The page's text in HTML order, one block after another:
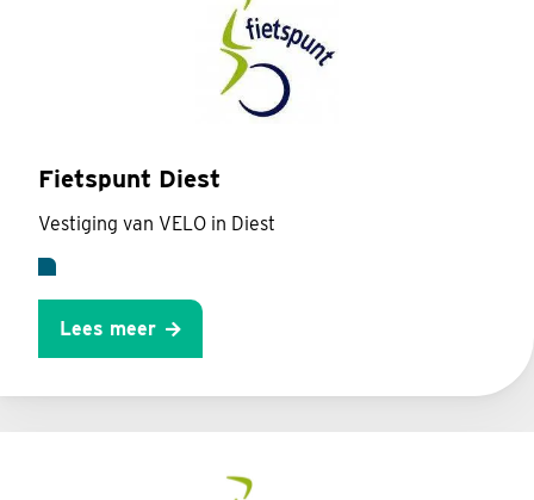
Fietspunt Diest
Vestiging van VELO in Diest
Lees meer